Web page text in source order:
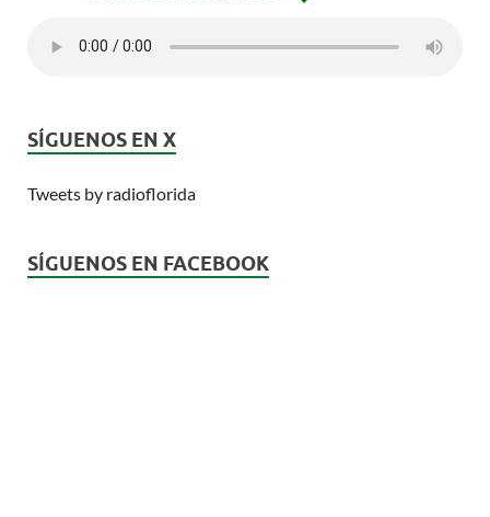
SÍGUENOS EN X
Tweets by radioflorida
SÍGUENOS EN FACEBOOK